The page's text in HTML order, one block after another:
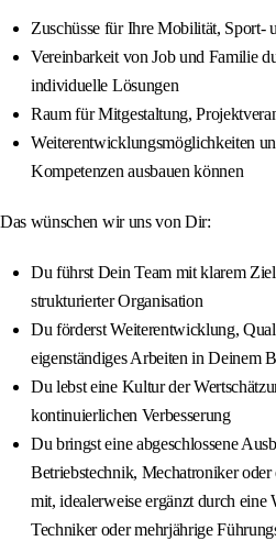
Zuschüsse für Ihre Mobilität, Sport-
Vereinbarkeit von Job und Familie
individuelle Lösungen
Raum für Mitgestaltung,
Weiterentwicklungsmöglichkeiten
Kompetenzen ausbauen können
Das wünschen wir uns von Dir:
Du führst Dein Team mit klarem
strukturierter Organisation
Du förderst Weiterentwicklung,
eigenständiges Arbeiten in Deinem
Du lebst eine Kultur der
kontinuierlichen Verbesserung
Du bringst eine abgeschlossene
Betriebstechnik, Mechatroniker
mit, idealerweise ergänzt durch
Techniker oder mehrjährige